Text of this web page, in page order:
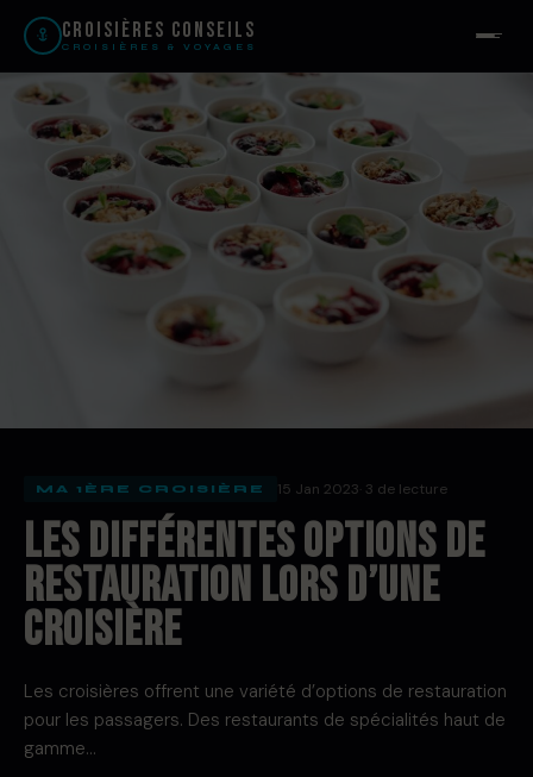
Croisières Conseils
CROISIÈRES & VOYAGES
MA 1ÈRE CROISIÈRE 15 Jan 2023 · 3 de lecture
Les différentes options de
restauration lors d’une
croisière
Les croisières offrent une variété d’options de restauration
pour les passagers. Des restaurants de spécialités haut de
gamme…